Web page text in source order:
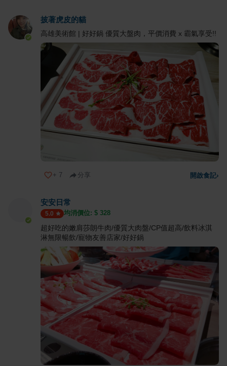
披著虎皮的貓
高雄美術館 | 好好鍋 優質大盤肉，平價消費 x 霸氣享受!!
+ 7 分享 開啟食記›
安安日常
5.0 均消價位: $ 328
超好吃的嫩肩莎朗牛肉/優質大肉盤/CP值超高/飲料冰淇
淋無限暢飲/寵物友善店家/好好鍋